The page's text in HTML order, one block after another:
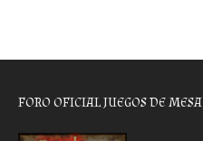
FORO OFICIAL JUEGOS DE MESA